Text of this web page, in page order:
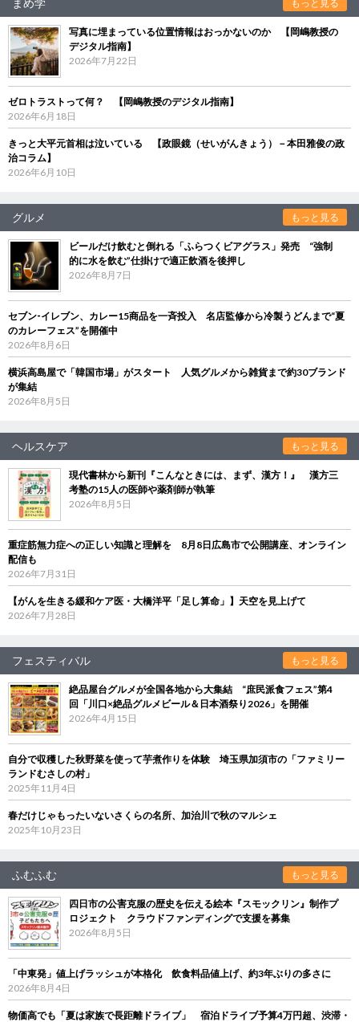
もっと見る
写真に埋まっている位置情報はおっかないのか 【岡嶋教授の
デジタル指南】
2026年7月22日
ゼロトラストって何？ 【岡嶋教授のデジタル指南】
2026年6月18日
きっと大平元首相は泣いている 【政眼鏡（せいがんきょう）－本田雅俊の政
治コラム】
2026年6月10日
グルメ もっと見る
ビールだけ飲むと倒れる「ふらつくビアグラス」発売 “強制
的に水を飲む”仕掛けで適正飲酒を後押し
2026年8月7日
セブン‐イレブン、カレー15商品を一斉投入 名店監修から冷製うどんまで“夏
のカレーフェス”を開催中
2026年8月6日
横浜高島屋で「韓国市場」がスタート 人気グルメから雑貨まで約30ブランド
が集結
2026年8月5日
ヘルスケア もっと見る
現代書林から新刊『こんなときには、まず、漢方！』 漢方三
考塾の15人の医師や薬剤師が執筆
2026年8月5日
重症筋無力症への正しい知識と理解を 8月8日広島市で公開講座、オンライン
配信も
2026年7月31日
【がんを生きる緩和ケア医・大橋洋平「足し算命」】天空を見上げて
2026年7月28日
フェスティバル もっと見る
絶品屋台グルメが全国各地から大集結 “庶民派食フェス”第4
回「川口×絶品グルメビール＆日本酒祭り2026」を開催
2026年4月15日
自分で収穫した秋野菜を使って芋煮作りを体験 埼玉県加須市の「ファミリー
ランドむさしの村」
2025年11月4日
春だけじゃもったいないさくらの名所、加治川で秋のマルシェ
2025年10月23日
ふむふむ もっと見る
四日市の公害克服の歴史を伝える絵本『スモックリン』制作プ
ロジェクト クラウドファンディングで支援を募集
2026年8月5日
「中東発」値上げラッシュが本格化 飲食料品値上げ、約3年ぶりの多さに
2026年8月4日
物価高でも「夏は家族で長距離ドライブ」 宿泊ドライブ予算4万円超、渋滞・